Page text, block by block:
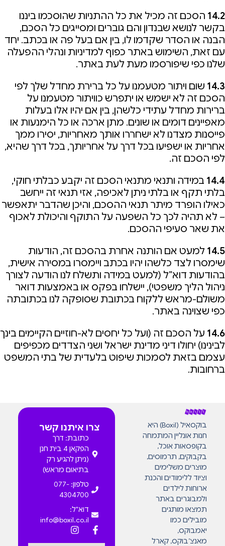
14.2 הסכם זה מכיל את כל ההתניות שהוסכמו ביננו
בקשר לנושא שבנדון והם גוברים ומסייגים כל הסכם,
הבנה או הסדר שקדמו לו, בין אם בעל פה או בכתב. יחד
עם זאת, השימוש באתר כפוף למדיניות ונהלי ההפעלה
שלנו כפי שיפורסמו מעת לעת באתר.
14.3 שום ויתור מטעמנו על כל ברירת מחדל שלך לפי
הסכם זה לא ישמש או יתפרש כוויתור מטעמנו על
ברירות מחדל עתידי כלשהן, בין אם יהיו אלו בעלות
מאפיינים דומים או שונים. מתן ארכה או כל הימנעות או
פייסנות מצדנו לא ישחררו אותך מאחריות, יסירו ממך
אחריות או ישפיעו בכל דרך על אחריותך, בכל דרך שהיא,
לפי הסכם זה.
14.4 במידה ותנאי מתנאי הסכם זה יקבע כבלתי חוקי,
בלתי תקף או בלתי ניתן לאכיפה, אזי תנאי זה ייחשב
כאילו הופרד מיתר תנאי ההסכם, והיכן שהדבר יתאפשר
– לא תהיה לכך כל השפעה על התוקף והיכולת לאכוף
את שאר סעיפי ההסכם.
14.5 למעט אם הותנה אחרת בהסכם זה, הודעות
שימסרו לצד כלשהו יהיו בכתב ויימסרו במסירה אישית,
בהודעות דוא”ל (למעט במידה ותשלח לנו הודעה לצורך
ניהול הליך משפטי), יישלחו בפקס או באמצעות דואר
משולם-מראש ללקוח בכתובת שסופקה לנו בכתובתה
כפי שצוינה באתר.
14.6 על הסכם זה (ועל כל יחסים לא-חוזיים הקיימים בינך
לבינינו) יחולו דיני מדינת ישראל ושני הצדדים מכפיפים
עצמם בזאת לסמכות שיפוט בלעדית של בתי המשפט
ברחובות.
בוקסאיל (Boxil) היא
חנות אונליין המתמחה
בקופסאות אוכל,
בקבוקים, תרמוסים,
מוצרים משלימים
וציוד ללימודים והכנת
ארוחות לילדים
ולמבוגרים באתר
תמצאו מותגים
מובילים כמו
יאמבוקס,
מאנצ’בוקס, קארל
צרו איתנו קשר
כתובת: דרך
הפקאן 4 בית חנן
(ניתן להגיע רק
בתיאום מראש)
טלפון: 077-
4304700
דוא"ל:
info@boxil.co.il